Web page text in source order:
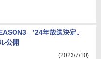
」’24年放送決定。
公開
(2023/7/10)